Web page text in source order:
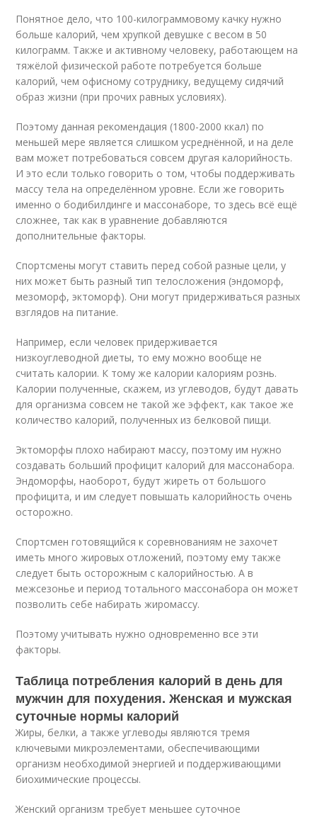
Понятное дело, что 100-килограммовому качку нужно
больше калорий, чем хрупкой девушке с весом в 50
килограмм. Также и активному человеку, работающем на
тяжёлой физической работе потребуется больше
калорий, чем офисному сотруднику, ведущему сидячий
образ жизни (при прочих равных условиях).
Поэтому данная рекомендация (1800-2000 ккал) по
меньшей мере является слишком усреднённой, и на деле
вам может потребоваться совсем другая калорийность.
И это если только говорить о том, чтобы поддерживать
массу тела на определённом уровне. Если же говорить
именно о бодибилдинге и массонаборе, то здесь всё ещё
сложнее, так как в уравнение добавляются
дополнительные факторы.
Спортсмены могут ставить перед собой разные цели, у
них может быть разный тип телосложения (эндоморф,
мезоморф, эктоморф). Они могут придерживаться разных
взглядов на питание.
Например, если человек придерживается
низкоуглеводной диеты, то ему можно вообще не
считать калории. К тому же калории калориям рознь.
Калории полученные, скажем, из углеводов, будут давать
для организма совсем не такой же эффект, как такое же
количество калорий, полученных из белковой пищи.
Эктоморфы плохо набирают массу, поэтому им нужно
создавать больший профицит калорий для массонабора.
Эндоморфы, наоборот, будут жиреть от большого
профицита, и им следует повышать калорийность очень
осторожно.
Спортсмен готовящийся к соревнованиям не захочет
иметь много жировых отложений, поэтому ему также
следует быть осторожным с калорийностью. А в
межсезонье и период тотального массонабора он может
позволить себе набирать жиромассу.
Поэтому учитывать нужно одновременно все эти
факторы.
Таблица потребления калорий в день для
мужчин для похудения. Женская и мужская
суточные нормы калорий
Жиры, белки, а также углеводы являются тремя
ключевыми микроэлементами, обеспечивающими
организм необходимой энергией и поддерживающими
биохимические процессы.
Женский организм требует меньшее суточное